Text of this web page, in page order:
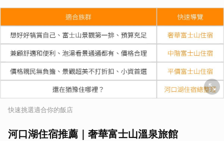
快速挑選適合你的飯店
河口湖住宿推薦｜奢華富士山溫泉旅館